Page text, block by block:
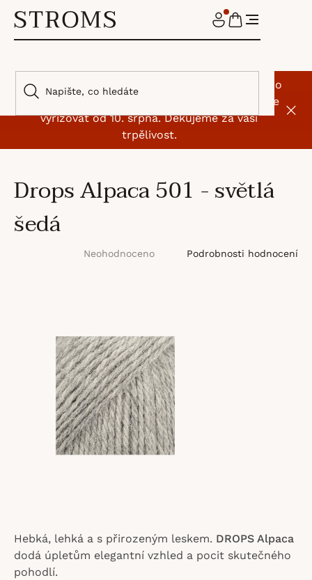
obsah
🌿 I my jsme si na chvíli odskočili od klubíček. Do
9. srpna máme dovolenou, objednávky začneme
vyřizovat od 10. srpna. Děkujeme za vaši
trpělivost.
NÁKUPNÍ
KOŠÍK
Drops Alpaca 501 - světlá
šedá
hvězdiček.
Neohodnoceno Podrobnosti hodnocení
Hebká, lehká a s přirozeným leskem. DROPS Alpaca
dodá úpletům elegantní vzhled a pocit skutečného
pohodlí.